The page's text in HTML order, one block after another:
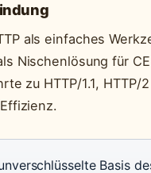
als einfaches
Nischenlösung für
zu HTTP/1.1,
Basis